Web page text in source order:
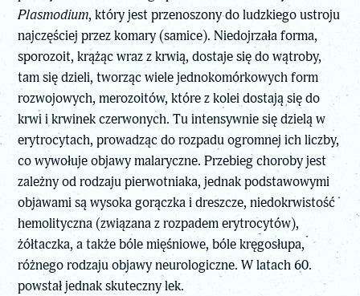
Plasmodium, który jest przenoszony do ludzkiego ustroju
najczęściej przez komary (samice). Niedojrzała forma,
sporozoit, krążąc wraz z krwią, dostaje się do wątroby,
tam się dzieli, tworząc wiele jednokomórkowych form
rozwojowych, merozoitów, które z kolei dostają się do
krwi i krwinek czerwonych. Tu intensywnie się dzielą w
erytrocytach, prowadząc do rozpadu ogromnej ich liczby,
co wywołuje objawy malaryczne. Przebieg choroby jest
zależny od rodzaju pierwotniaka, jednak podstawowymi
objawami są wysoka gorączka i dreszcze, niedokrwistość
hemolityczna (związana z rozpadem erytrocytów),
żółtaczka, a także bóle mięśniowe, bóle kręgosłupa,
różnego rodzaju objawy neurologiczne. W latach 60.
powstał jednak skuteczny lek.